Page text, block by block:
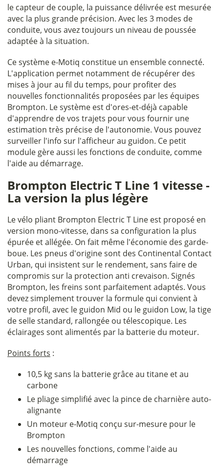
le capteur de couple, la puissance délivrée est mesurée
avec la plus grande précision. Avec les 3 modes de
conduite, vous avez toujours un niveau de poussée
adaptée à la situation.
Ce système e-Motiq constitue un ensemble connecté.
L'application permet notamment de récupérer des
mises à jour au fil du temps, pour profiter des
nouvelles fonctionnalités proposées par les équipes
Brompton. Le système est d'ores-et-déjà capable
d'apprendre de vos trajets pour vous fournir une
estimation très précise de l'autonomie. Vous pouvez
surveiller l'info sur l'afficheur au guidon. Ce petit
module gère aussi les fonctions de conduite, comme
l'aide au démarrage.
Brompton Electric T Line 1 vitesse -
La version la plus légère
Le vélo pliant Brompton Electric T Line est proposé en
version mono-vitesse, dans sa configuration la plus
épurée et allégée. On fait même l'économie des garde-
boue. Les pneus d'origine sont des Continental Contact
Urban, qui insistent sur le rendement, sans faire de
compromis sur la protection anti crevaison. Signés
Brompton, les freins sont parfaitement adaptés. Vous
devez simplement trouver la formule qui convient à
votre profil, avec le guidon Mid ou le guidon Low, la tige
de selle standard, rallongée ou télescopique. Les
éclairages sont alimentés par la batterie du moteur.
Points forts :
10,5 kg sans la batterie grâce au titane et au
carbone
Le pliage simplifié avec la pince de charnière auto-
alignante
Un moteur e-Motiq conçu sur-mesure pour le
Brompton
Les nouvelles fonctions, comme l'aide au
démarrage